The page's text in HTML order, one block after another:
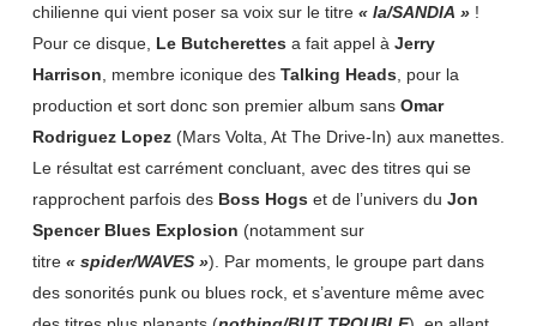
chilienne qui vient poser sa voix sur le titre « la/SANDIA »!
Pour ce disque, Le Butcherettes a fait appel à Jerry
Harrison , membre iconique des Talking Heads , pour la
production et sort donc son premier album sans Omar
Rodriguez Lopez(Mars Volta, At The Drive-In) aux manettes.
Le résultat est carrément concluant, avec des titres qui se
rapprochent parfois des Boss Hogs et de l’univers du Jon
Spencer Blues Explosion (notamment sur
titre « spider/WAVES »). Par moments, le groupe part dans
des sonorités punk ou blues rock, et s’aventure même avec